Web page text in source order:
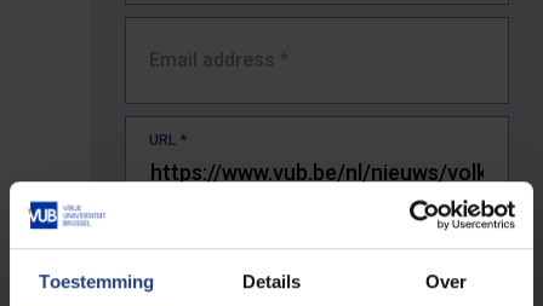
Toestemming Details Over
Email address *
URL *
The full URL of the page where you encountered the error.